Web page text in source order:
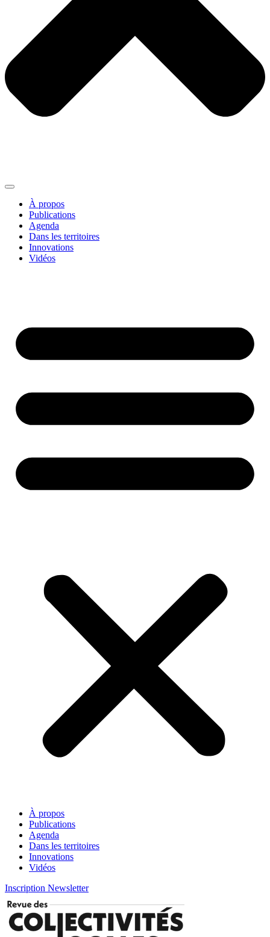
À propos
Publications
Agenda
Dans les territoires
Innovations
Vidéos
À propos
Publications
Agenda
Dans les territoires
Innovations
Vidéos
Inscription Newsletter